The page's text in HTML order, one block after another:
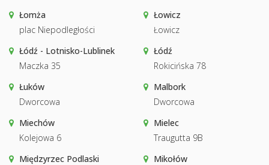
Łomża
plac Niepodległości
Łowicz
Łowicz
Łódź - Lotnisko-Lublinek
Maczka 35
Łódź
Rokicińska 78
Łuków
Dworcowa
Malbork
Dworcowa
Miechów
Kolejowa 6
Mielec
Traugutta 9B
Międzyrzec Podlaski
Mikołów